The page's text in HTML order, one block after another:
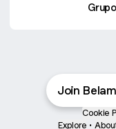
Join
Cookie
Explore •